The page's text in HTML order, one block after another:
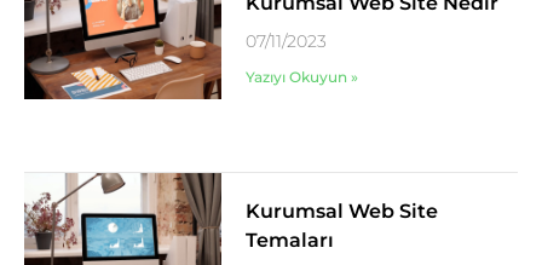
07/11/2023
Yazıyı Okuyun »
Kurumsal Web Site
Temaları